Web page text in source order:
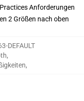
Anforderungen
2 Größen nach oben
DEFAULT
,
,